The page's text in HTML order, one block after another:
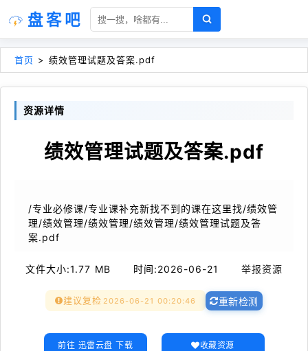
盘客吧
首页 > 绩效管理试题及答案.pdf
资源详情
绩效管理试题及答案.pdf
/专业必修课/专业课补充新找不到的课在这里找/绩效管
理/绩效管理/绩效管理/绩效管理/绩效管理试题及答
案.pdf
文件大小:1.77 MB 时间:2026-06-21 举报资源
建议复检 2026-06-21 00:20:46 重新检测
前往 迅雷云盘 下载 收藏资源